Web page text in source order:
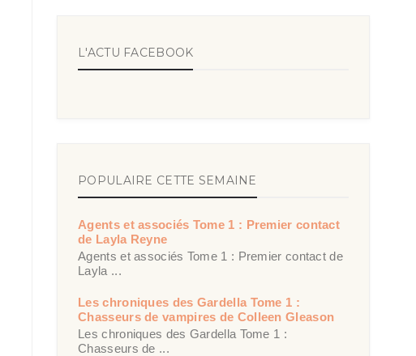
L'ACTU FACEBOOK
POPULAIRE CETTE SEMAINE
Agents et associés Tome 1 : Premier contact
de Layla Reyne
Agents et associés Tome 1 : Premier contact de
Layla ...
Les chroniques des Gardella Tome 1 :
Chasseurs de vampires de Colleen Gleason
Les chroniques des Gardella Tome 1 :
Chasseurs de ...